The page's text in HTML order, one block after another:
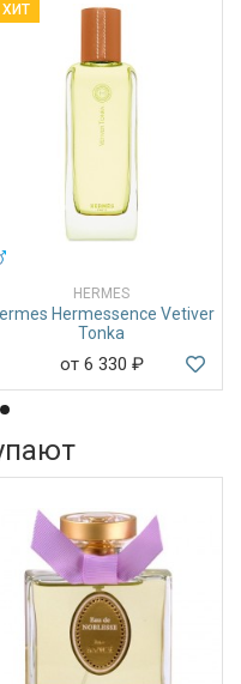
ХИТ
HERMES
Hermessence Vetiver
Tonka
от 6 330 ₽